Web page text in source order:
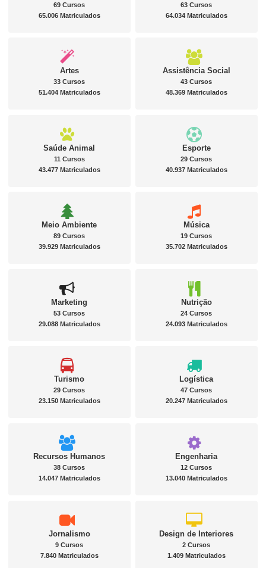
69 Cursos
65.006 Matriculados
63 Cursos
64.034 Matriculados
Artes
33 Cursos
51.404 Matriculados
Assistência Social
43 Cursos
48.369 Matriculados
Saúde Animal
11 Cursos
43.477 Matriculados
Esporte
29 Cursos
40.937 Matriculados
Meio Ambiente
89 Cursos
39.929 Matriculados
Música
19 Cursos
35.702 Matriculados
Marketing
53 Cursos
29.088 Matriculados
Nutrição
24 Cursos
24.093 Matriculados
Turismo
29 Cursos
23.150 Matriculados
Logística
47 Cursos
20.247 Matriculados
Recursos Humanos
38 Cursos
14.047 Matriculados
Engenharia
12 Cursos
13.040 Matriculados
Jornalismo
9 Cursos
7.840 Matriculados
Design de Interiores
2 Cursos
1.409 Matriculados